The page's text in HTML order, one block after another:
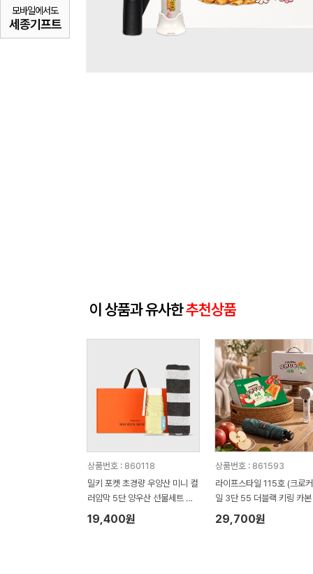
모바일에서도
세종기프트
이 상품과 유사한추천상품
상품번호 : 860118
밀키 포켓 초경량 우양산 미니 컬
러암막 5단 양우산 선물세트 답
례품+무한타올세트 그레이 모달
180g 수건세트
19,400원
상품번호 : 861593
라이프스타일 115호 (크로
일 3단 55 더블랙 키링 카본
림 암막 양우산 VIP+쿨링선
29,700원